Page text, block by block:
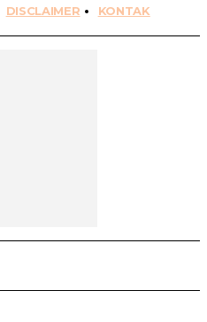
DISCLAIMER KONTAK